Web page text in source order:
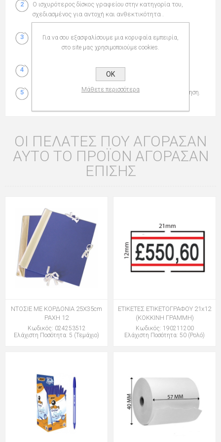
Ο ισχυρότερος δίσκος γραφείου στην κατηγορία του,
σχεδιασμένος για αντοχή και ανθεκτικότητα .
Τα ψηλότερα πλευρικά τοιχώματα επιτρέπουν
μεγαλύτερη από το μέσο όρο χωρητικότητα .
Για κάθετη ή κλιμακωτή τοποθέτηση.
Εύκολη οργάνωση με τη κάθετη ή κλιμακωτή τοποθέτηση.
ΟΙ ΠΕΛΆΤΕΣ ΠΟΥ ΑΓΌΡΑΣΑΝ
ΑΥΤΌ ΤΟ ΠΡΟΪΌΝ ΑΓΌΡΑΣΑΝ
ΕΠΊΣΗΣ
ΝΤΟΣΙΕ ΜΕ ΚΟΡΔΟΝΙΑ 25Χ35cm
ΡΑΧΗ 12
Κωδικός: 024253512
Ελάχιστη Ποσότητα: 5 (Τεμάχιο)
ΕΤΙΚΕΤΕΣ ΕΤΙΚΕΤΟΓΡΑΦΟΥ 21x12
(ΚΟΚΚΙΝΗ ΓΡΑΜΜΗ)
Κωδικός: 190211200
Ελάχιστη Ποσότητα: 50 (Ρολό)
Για να σου εξασφαλίσουμε μια κορυφαία εμπειρία,
στο site μας χρησιμοποιούμε cookies.
OK
Μάθετε περισσότερα